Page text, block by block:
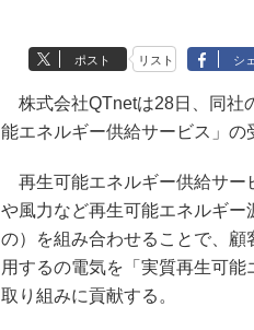
ポスト リスト シ
株式会社QTnetは28日、同社
能エネルギー供給サービス」
再生可能エネルギー供給サー
や風力など再生可能エネルギ
の）を組み合わせることで、
用するの電気を「実質再生可
取り組みに貢献する。